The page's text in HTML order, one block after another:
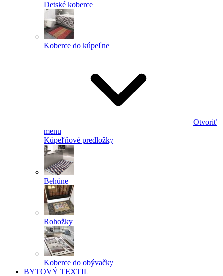
Detské koberce
Koberce do kúpeľne
Otvoriť
menu
Kúpeľňové predložky
Behúne
Rohožky
Koberce do obývačky
BYTOVÝ TEXTIL